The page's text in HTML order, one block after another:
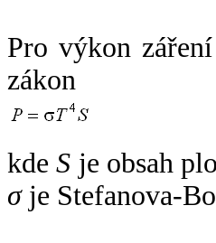
Pro výkon
zákon
kdeS je obsah
σje Stefanova-